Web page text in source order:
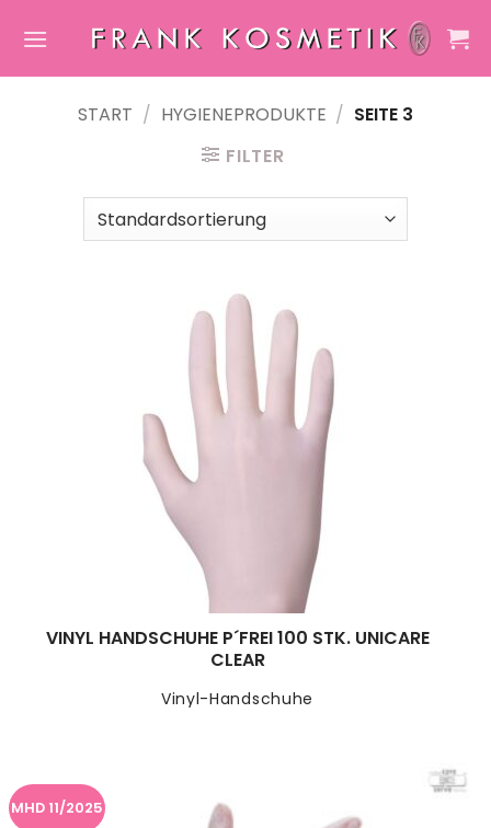
Inhalt
START / HYGIENEPRODUKTE / SEITE 3
FILTER
Vinyl-Handschuhe
VINYL HANDSCHUHE P´FREI 100 STK. UNICARE
CLEAR
MHD 11/2025